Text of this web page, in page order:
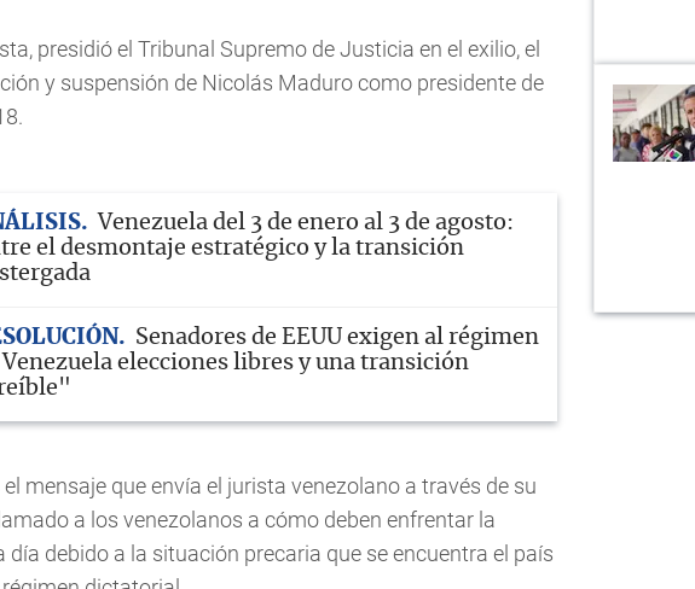
presidió el Tribunal Supremo de Justicia en el exilio, el
y suspensión de Nicolás Maduro como presidente de
Venezuela del 3 de enero al 3 de agosto:
el desmontaje estratégico y la transición
Senadores de EEUU exigen al régimen
Venezuela elecciones libres y una transición
mensaje que envía el jurista venezolano a través de su
a los venezolanos a cómo deben enfrentar la
día debido a la situación precaria que se encuentra el país